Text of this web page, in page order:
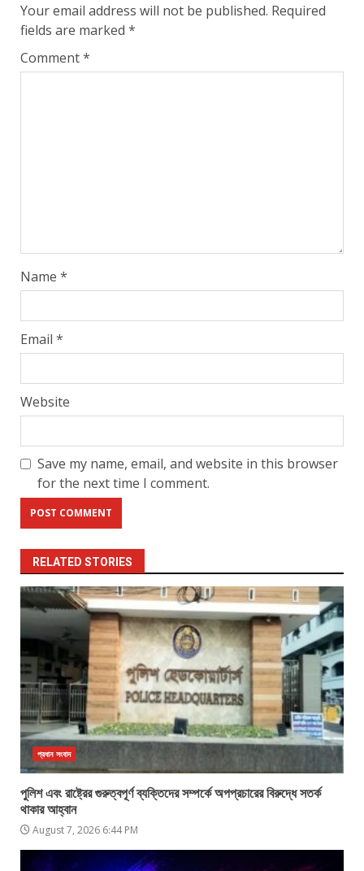
Your email address will not be published. Required
fields are marked *
Comment*
Name *
Email *
Website
Save my name, email, and website in this browser
for the next time I comment.
RELATED STORIES
প্রধান সংবাদ
পুলিশ এবং রাষ্ট্রের গুরুত্বপূর্ণ ব্যক্তিদের সম্পর্কে অপপ্রচারের বিরুদ্ধে সতর্ক
থাকার আহ্বান
August 7, 2026 6:44 PM